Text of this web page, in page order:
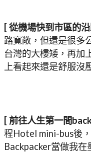
[ 從機場快到市區的
路寬敞，但還是很多
台灣的大樓矮，再加
上看起來還是舒服沒
[ 前往人生第一間
程Hotel mini-bus後
Backpacker當做我